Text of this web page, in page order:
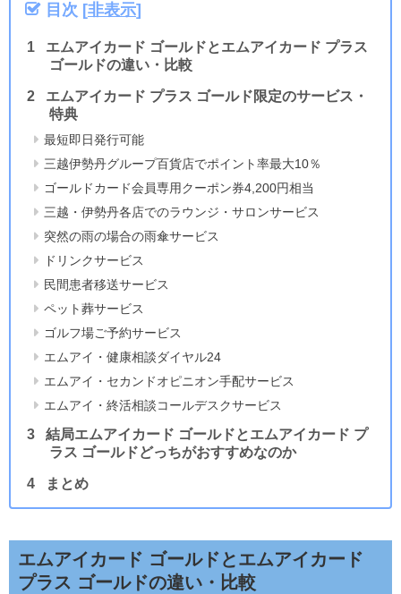
目次 [非表示]
エムアイカード ゴールドとエムアイカード プラス
ゴールドの違い・比較
エムアイカード プラス ゴールド限定のサービス・
特典
最短即日発行可能
三越伊勢丹グループ百貨店でポイント率最大10％
ゴールドカード会員専用クーポン券4,200円相当
三越・伊勢丹各店でのラウンジ・サロンサービス
突然の雨の場合の雨傘サービス
ドリンクサービス
民間患者移送サービス
ペット葬サービス
ゴルフ場ご予約サービス
エムアイ・健康相談ダイヤル24
エムアイ・セカンドオピニオン手配サービス
エムアイ・終活相談コールデスクサービス
結局エムアイカード ゴールドとエムアイカード プ
ラス ゴールドどっちがおすすめなのか
まとめ
エムアイカード ゴールドとエムアイカード
プラス ゴールドの違い・比較